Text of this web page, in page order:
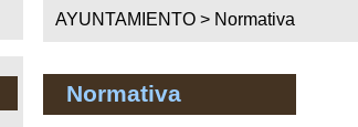
AYUNTAMIENTO > Normativa
Normativa